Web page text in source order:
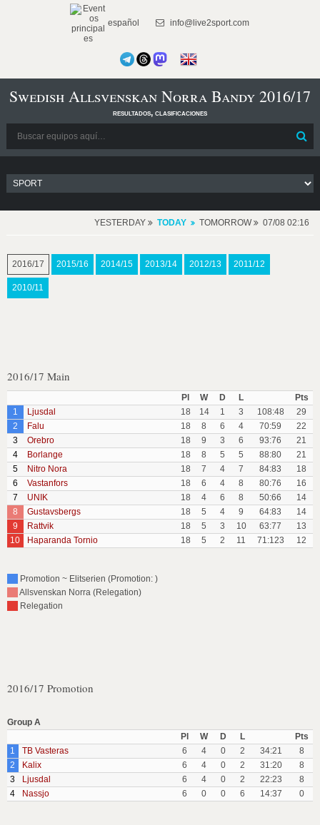
español info@live2sport.com
Swedish Allsvenskan Norra Bandy 2016/17
resultados, clasificaciones
YESTERDAY TODAY TOMORROW 07/08 02:16
2016/17 2015/16 2014/15 2013/14 2012/13 2011/12
2010/11
2016/17 Main
Pl W D L
Pts
1
Ljusdal 18 14 1 3 108:48
29
2
Falu 18 8 6 4 70:59
22
3
Orebro 18 9 3 6 93:76
21
4
Borlange 18 8 5 5 88:80
21
5
Nitro Nora 18 7 4 7 84:83
18
6
Vastanfors 18 6 4 8 80:76
16
7
UNIK 18 4 6 8 50:66
14
8
Gustavsbergs 18 5 4 9 64:83
14
9
Rattvik 18 5 3 10 63:77
13
10
Haparanda Tornio 18 5 2 11 71:123 12
Promotion ~ Elitserien (Promotion: )
Allsvenskan Norra (Relegation)
Relegation
2016/17 Promotion
Group A
Pl
W D L
Pts
1
TB Vasteras 6 4 0 2 34:21
8
2
Kalix 6 4 0 2 31:20
8
3
Ljusdal 6 4 0 2 22:23
8
4
Nassjo 6 0 0 6 14:37 0